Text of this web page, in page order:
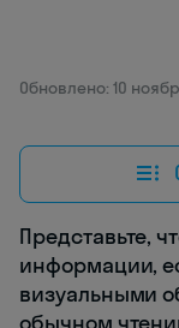
Обновлено: 10
Представьте,
информации,
визуальными
обычном